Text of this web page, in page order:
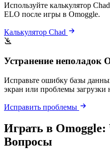
Используйте калькулятор
ELO после игры в Omoggle.
Калькулятор Chad
Устранение неполадок
Исправьте ошибку базы
экран или проблемы загрузки
Исправить проблемы
Играть в
Вопросы